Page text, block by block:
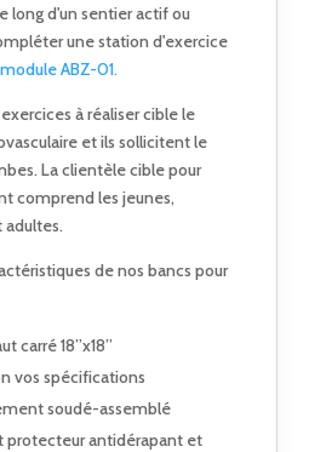
long d'un sentier actif ou
une station d'exercice
module ABZ-01.
à réaliser cible le
et ils sollicitent le
La clientèle cible pour
comprend les jeunes,
adultes.
de nos bancs pour
carré 18’’x18’’
vos spécifications
soudé-assemblé
protecteur antidérapant et